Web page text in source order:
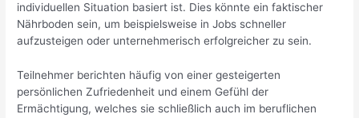
individuellen Situation basiert ist. Dies könnte ein faktischer
Nährboden sein, um beispielsweise in Jobs schneller
aufzusteigen oder unternehmerisch erfolgreicher zu sein.
Teilnehmer berichten häufig von einer gesteigerten
persönlichen Zufriedenheit und einem Gefühl der
Ermächtigung, welches sie schließlich auch im beruflichen